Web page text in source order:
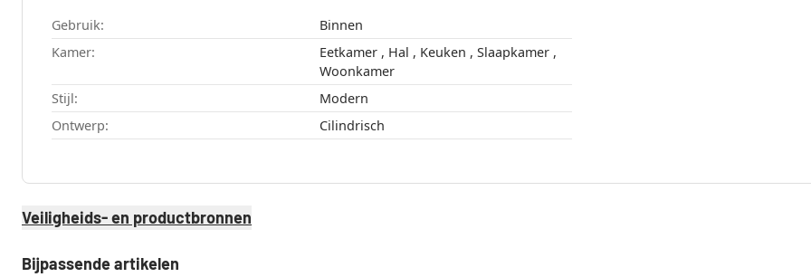
Gebruik:
Binnen
Kamer:
Eetkamer , Hal , Keuken , Slaapkamer ,
Woonkamer
Stijl:
Modern
Ontwerp:
Cilindrisch
Veiligheids- en productbronnen
Bijpassende artikelen